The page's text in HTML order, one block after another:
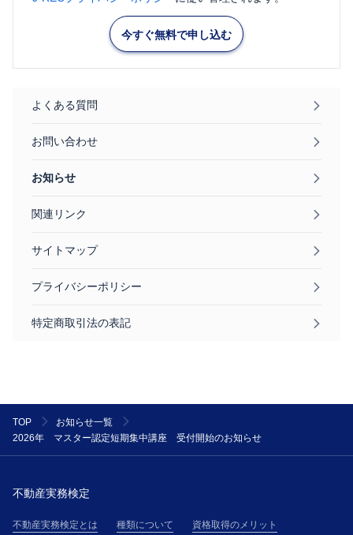
今すぐ無料で申し込む
よくある質問
お問い合わせ
お知らせ
関連リンク
サイトマップ
プライバシーポリシー
特定商取引法の表記
TOP
お知らせ一覧
2026年 マスター認定短期集中講座 受付開始のお知らせ
不動産実務検定
不動産実務検定とは 種類について 資格取得のメリット